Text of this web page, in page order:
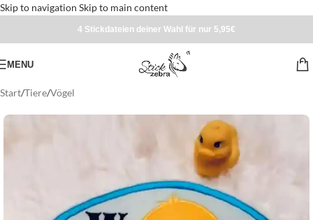
Skip to navigation Skip to main content
4 Stickdateien deiner Wahl für nur 5,95€
MENU
Start/Tiere/Vögel